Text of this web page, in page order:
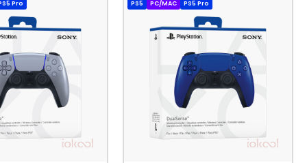
Pro PS5 PC/MAC PS5 Pro